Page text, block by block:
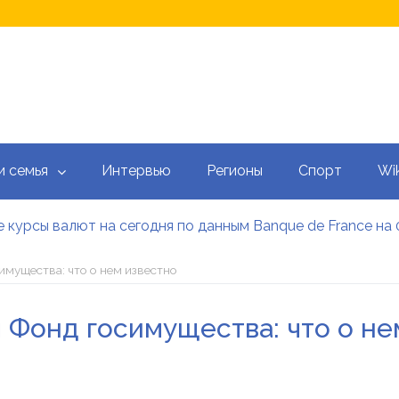
семья Интервью Регионы Спорт
курсы валют на сегодня по данным Banque de France на
гривен военным: кто может получить эти выплаты, а
сегодня онлайн: Оперативный обзор НБУ, банков и
что о нем известно
госимущества: что о